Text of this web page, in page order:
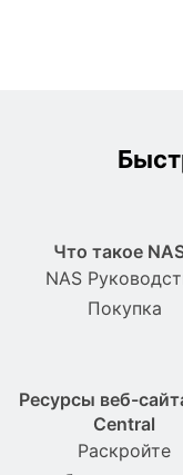
Что такое
NAS
Покупка
Ресурсы веб-
Central
Раскройте